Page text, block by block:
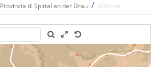
Provincia di Spittal an der Drau / Millstatt